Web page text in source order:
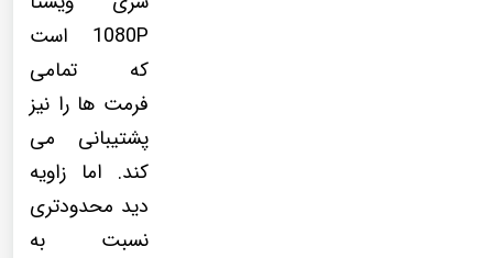
1080P است
که تمامی
فرمت ها را نیز
پشتیبانی می
کند. اما زاویه
دید محدودتری
نسبت به